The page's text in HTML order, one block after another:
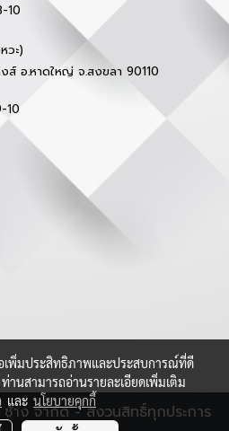
10
วะ)
อ.หาดใหญ่ จ.สงขลา 90110
10
าง จำกัด - สงวนสิทธิ์ทุกประการ
เพิ่มประสิทธิภาพและประสบการณ์ที่ดี
านสามารถอ่านรายละเอียดเพิ่มเติม
และ นโยบายคุกกี้